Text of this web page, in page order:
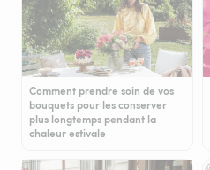
Comment prendre soin de vos
bouquets pour les conserver
plus longtemps pendant la
chaleur estivale